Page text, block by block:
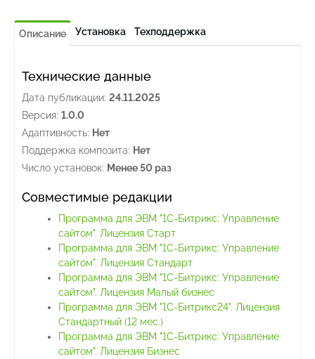
Описание Установка Техподдержка
Технические данные
Дата публикации: 24.11.2025
Версия: 1.0.0
Адаптивность: Нет
Поддержка композита: Нет
Число установок: Менее 50 раз
Совместимые редакции
Программа для ЭВМ "1С-Битрикс: Управление
сайтом". Лицензия Старт
Программа для ЭВМ "1С-Битрикс: Управление
сайтом". Лицензия Стандарт
Программа для ЭВМ "1С-Битрикс: Управление
сайтом". Лицензия Малый бизнес
Программа для ЭВМ "1С-Битрикс24". Лицензия
Стандартный (12 мес.)
Программа для ЭВМ "1С-Битрикс: Управление
сайтом". Лицензия Бизнес